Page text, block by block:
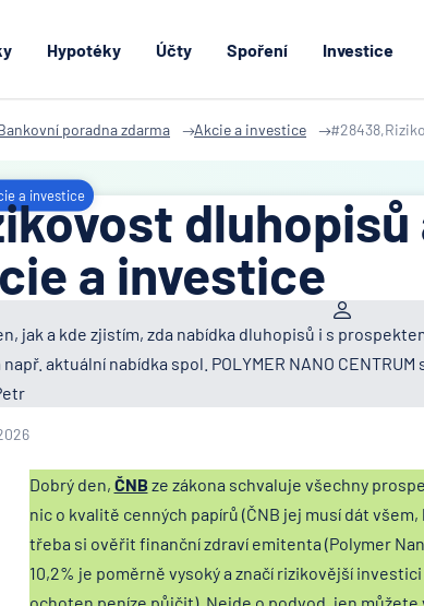
Hypotéky Účty Spoření Investice
poradna zdarma Akcie a investice
a investice
dluhopisů
a investice
jak a kde zjistím, zda nabídka dluhopisů i s
aktuální nabídka spol. POLYMER NANO
Dobrý den, ČNB ze zákona schvaluje všechny
nic o kvalitě cenných papírů (ČNB jej musí dát
třeba si ověřit finanční zdraví emitenta (Polymer
10,2% je poměrně vysoký a značí rizikovější